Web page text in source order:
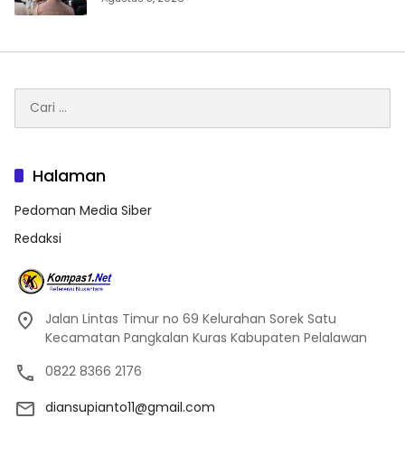
untuk:
Halaman
Pedoman Media Siber
Redaksi
Jalan Lintas Timur no 69 Kelurahan Sorek Satu
Kecamatan Pangkalan Kuras Kabupaten Pelalawan
0822 8366 2176
diansupianto11@gmail.com